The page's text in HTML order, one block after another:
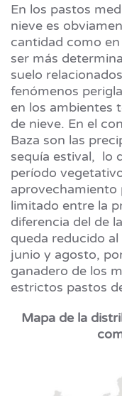
En los pastos
nieve es
cantidad como
ser más
suelo
fenómenos
en los ambientes
de nieve. En el
Baza son las
sequía estival, lo
período
aprovechamiento
limitado entre la
diferencia del de
queda reducido
junio y agosto,
ganadero de los
estrictos pastos
Mapa de la